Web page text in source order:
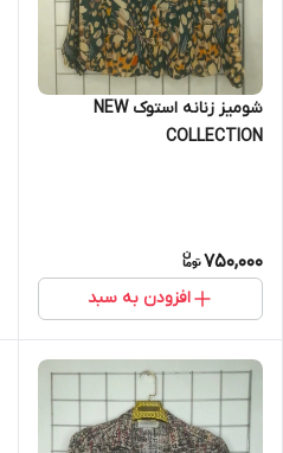
شومیز زنانه استوک NEW
COLLECTION
750,000
افزودن به سبد